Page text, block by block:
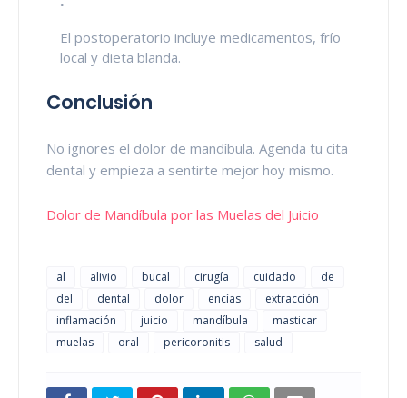
El postoperatorio incluye medicamentos, frío
local y dieta blanda.
Conclusión
No ignores el dolor de mandíbula. Agenda tu cita
dental y empieza a sentirte mejor hoy mismo.
Dolor de Mandíbula por las Muelas del Juicio
al alivio bucal cirugía cuidado
de
del
dental dolor encías
extracción
inflamación
juicio mandíbula
masticar
muelas
oral pericoronitis salud